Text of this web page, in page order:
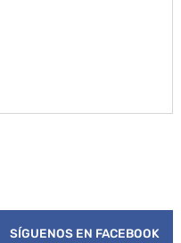
SÍGUENOS EN FACEBOOK